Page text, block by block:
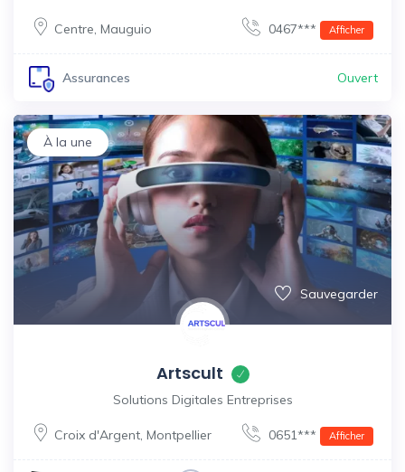
Centre, Mauguio 0467*** Afficher
Assurances Ouvert
À la une
Sauvegarder
Artscult
Solutions Digitales Entreprises
Croix d'Argent, Montpellier 0651*** Afficher